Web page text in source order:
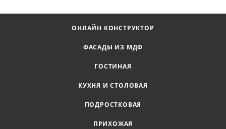
ОНЛАЙН КОНСТРУКТОР
ФАСАДЫ ИЗ МДФ
ГОСТИНАЯ
КУХНЯ И СТОЛОВАЯ
ПОДРОСТКОВАЯ
ПРИХОЖАЯ